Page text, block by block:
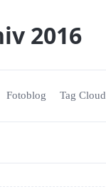
2016
Fotoblog Tag Cloud